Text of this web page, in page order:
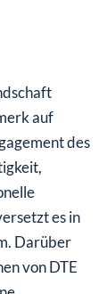
auf
des
es in
Darüber
von DTE